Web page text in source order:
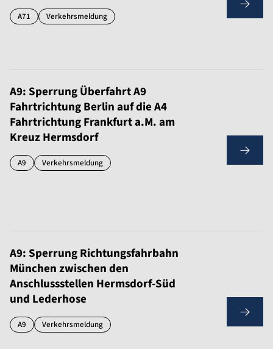
A71 Verkehrsmeldung
A9: Sperrung Überfahrt A9
Fahrtrichtung Berlin auf die A4
Fahrtrichtung Frankfurt a.M. am
Kreuz Hermsdorf
A9 Verkehrsmeldung
A9: Sperrung Richtungsfahrbahn
München zwischen den
Anschlussstellen Hermsdorf-Süd
und Lederhose
A9 Verkehrsmeldung